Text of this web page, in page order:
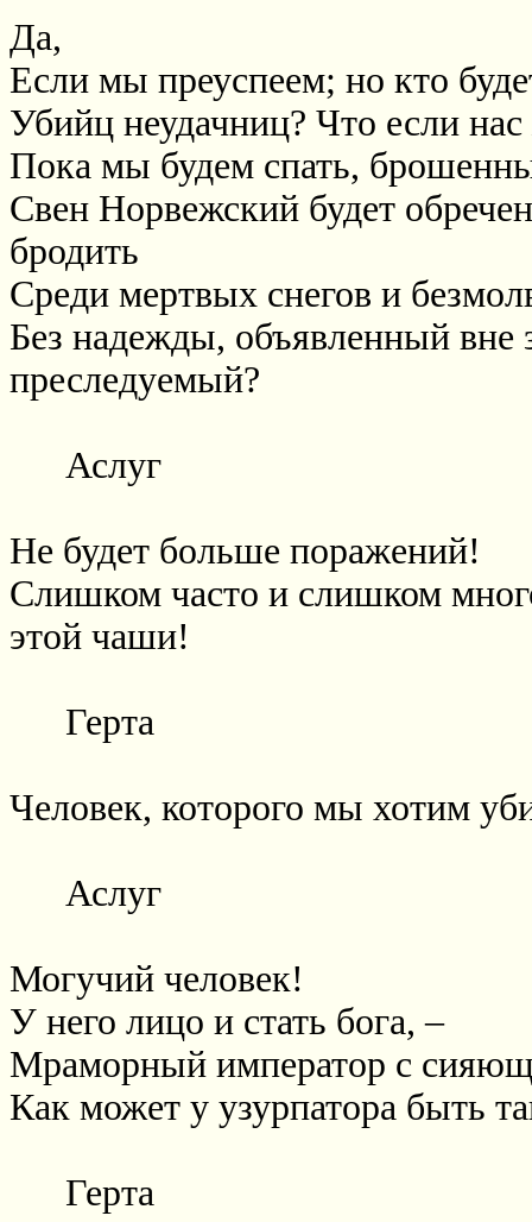
Да,
Если мы преуспеем; но кто
Убийц неудачниц? Что если
Пока мы будем спать,
Свен Норвежский будет
бродить
Среди мертвых снегов и
Без надежды, объявленный вне
преследуемый?
Аслуг
Не будет больше поражений!
Слишком часто и слишком
этой чаши!
Герта
Человек, которого мы хотим
Аслуг
Могучий человек!
У него лицо и стать бога, –
Мраморный император с
Как может у узурпатора быть
Герта